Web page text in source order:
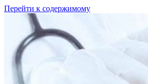
Перейти к содержимому